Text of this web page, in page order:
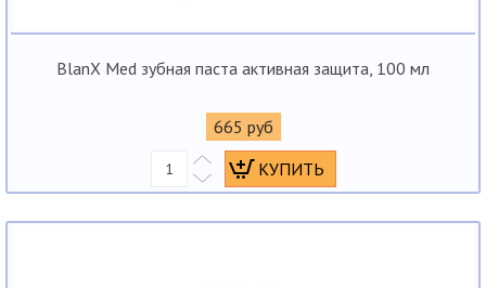
BlanX Med зубная паста активная защита, 100 мл
665 руб